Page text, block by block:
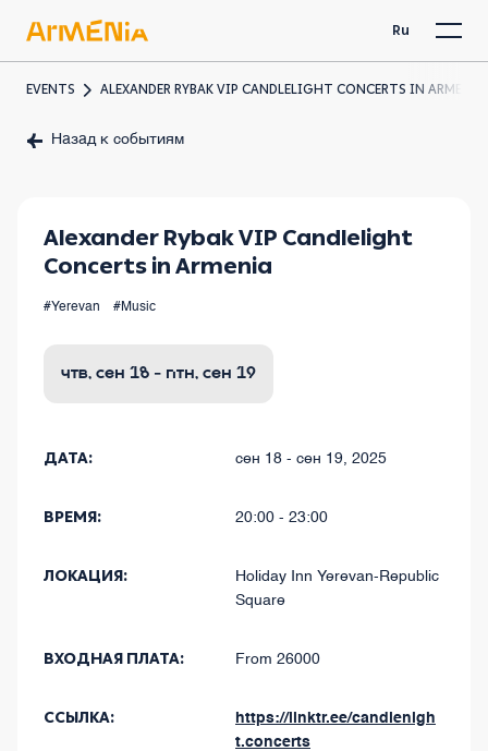
Ru
EVENTS ALEXANDER RYBAK VIP CANDLELIGHT CONCERTS IN ARMENIA
Назад к событиям
Alexander Rybak VIP Candlelight
Concerts in Armenia
#Yerevan #Music
чтв, сен 18 - птн, сен 19
ДАТА: сен 18 - сен 19, 2025
ВРЕМЯ: 20:00 - 23:00
ЛОКАЦИЯ:
Holiday Inn Yerevan-Republic
Square
ВХОДНАЯ ПЛАТА: From 26000
ССЫЛКА:
https://linktr.ee/candlenigh
t.concerts